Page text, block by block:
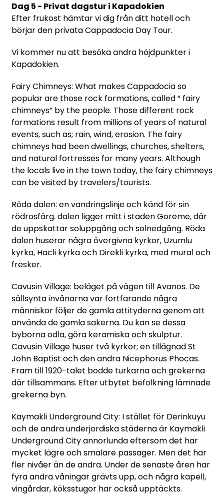
Dag 5 - Privat dagstur i Kapadokien
Efter frukost hämtar vi dig från ditt hotell och
börjar den privata Cappadocia Day Tour.
Vi kommer nu att besöka andra höjdpunkter i
Kapadokien.
Fairy Chimneys: What makes Cappadocia so
popular are those rock formations, called “ fairy
chimneys” by the people. Those different rock
formations result from millions of years of natural
events, such as; rain, wind, erosion. The fairy
chimneys had been dwellings, churches, shelters,
and natural fortresses for many years. Although
the locals live in the town today, the fairy chimneys
can be visited by travelers/tourists.
Röda dalen: en vandringslinje och känd för sin
rödrosfärg. dalen ligger mitt i staden Goreme, där
de uppskattar soluppgång och solnedgång. Röda
dalen huserar några övergivna kyrkor, Uzumlu
kyrka, Hacli kyrka och Direkli kyrka, med mural och
fresker.
Cavusin Village: beläget på vägen till Avanos. De
sällsynta invånarna var fortfarande några
människor följer de gamla attityderna genom att
använda de gamla sakerna. Du kan se dessa
byborna odla, göra keramiska och skulptur.
Cavusin Village huser två kyrkor; en tillägnad St
John Baptist och den andra Nicephorus Phocas.
Fram till 1920-talet bodde turkarna och grekerna
där tillsammans. Efter utbytet befolkning lämnade
grekerna byn.
Kaymakli Underground City: I stället för Derinkuyu
och de andra underjordiska städerna är Kaymakli
Underground City annorlunda eftersom det har
mycket lägre och smalare passager. Men det har
fler nivåer än de andra. Under de senaste åren har
fyra andra våningar grävts upp, och några kapell,
vingårdar, köksstugor har också upptäckts.